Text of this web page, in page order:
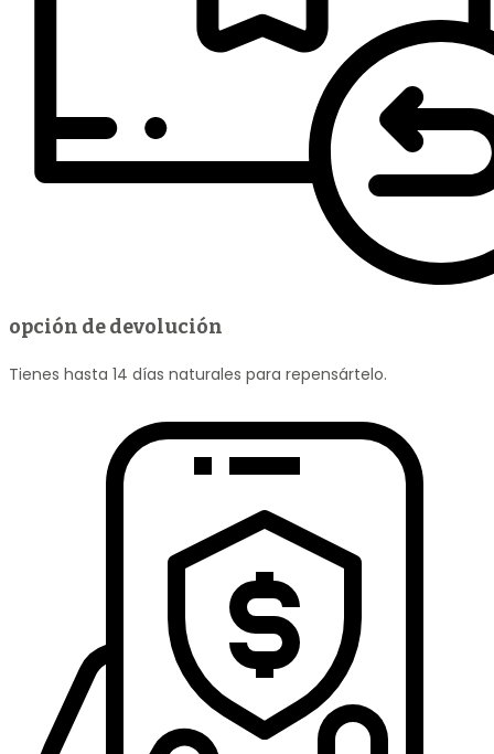
opción de devolución
Tienes hasta 14 días naturales para repensártelo.